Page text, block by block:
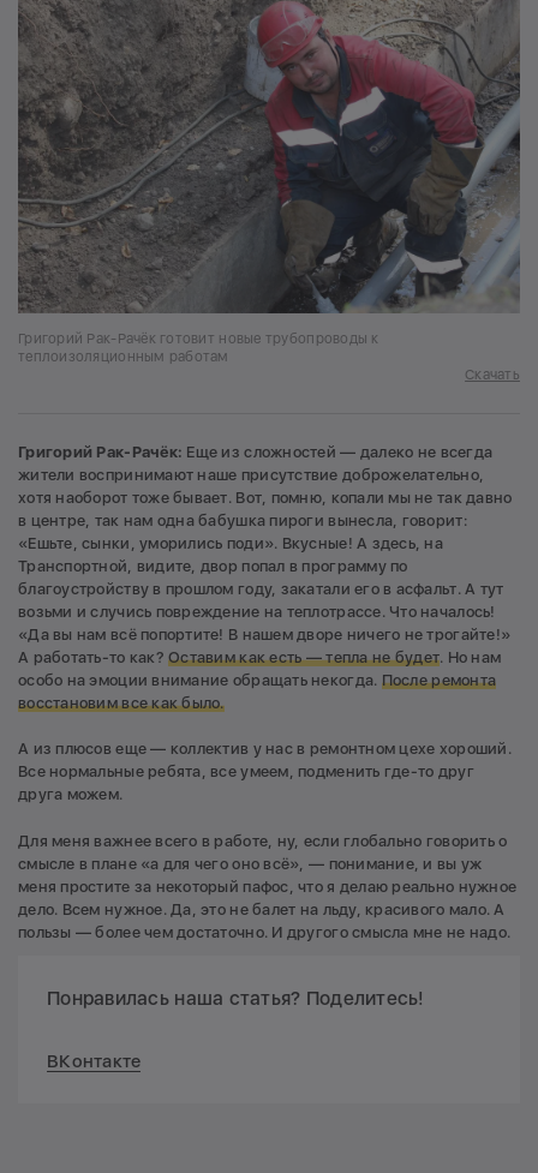
Григорий Рак-Рачёк готовит новые трубопроводы к
теплоизоляционным работам
Скачать
Григорий Рак-Рачёк: Еще из сложностей — далеко не всегда
жители воспринимают наше присутствие доброжелательно,
хотя наоборот тоже бывает. Вот, помню, копали мы не так давно
в центре, так нам одна бабушка пироги вынесла, говорит:
«Ешьте, сынки, уморились поди». Вкусные! А здесь, на
Транспортной, видите, двор попал в программу по
благоустройству в прошлом году, закатали его в асфальт. А тут
возьми и случись повреждение на теплотрассе. Что началось!
«Да вы нам всё попортите! В нашем дворе ничего не трогайте!»
А работать-то как?Оставим как есть — тепла не будет. Но нам
особо на эмоции внимание обращать некогда. После ремонта
восстановим все как было.
А из плюсов еще — коллектив у нас в ремонтном цехе хороший.
Все нормальные ребята, все умеем, подменить где-то друг
друга можем.
Для меня важнее всего в работе, ну, если глобально говорить о
смысле в плане «а для чего оно всё», — понимание, и вы уж
меня простите за некоторый пафос, что я делаю реально нужное
дело. Всем нужное. Да, это не балет на льду, красивого мало. А
пользы — более чем достаточно. И другого смысла мне не надо.
Понравилась наша статья? Поделитесь!
ВКонтакте